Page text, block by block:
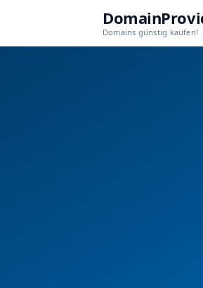
Domains günstig kaufen!